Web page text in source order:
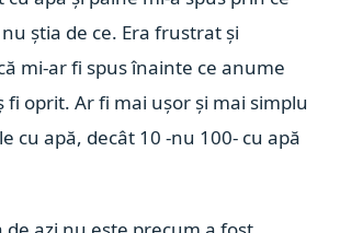
știa de ce. Era frustrat și
mi-ar fi spus înainte ce anume
fi oprit. Ar fi mai ușor și mai simplu
cu apă, decât 10 -nu 100- cu apă